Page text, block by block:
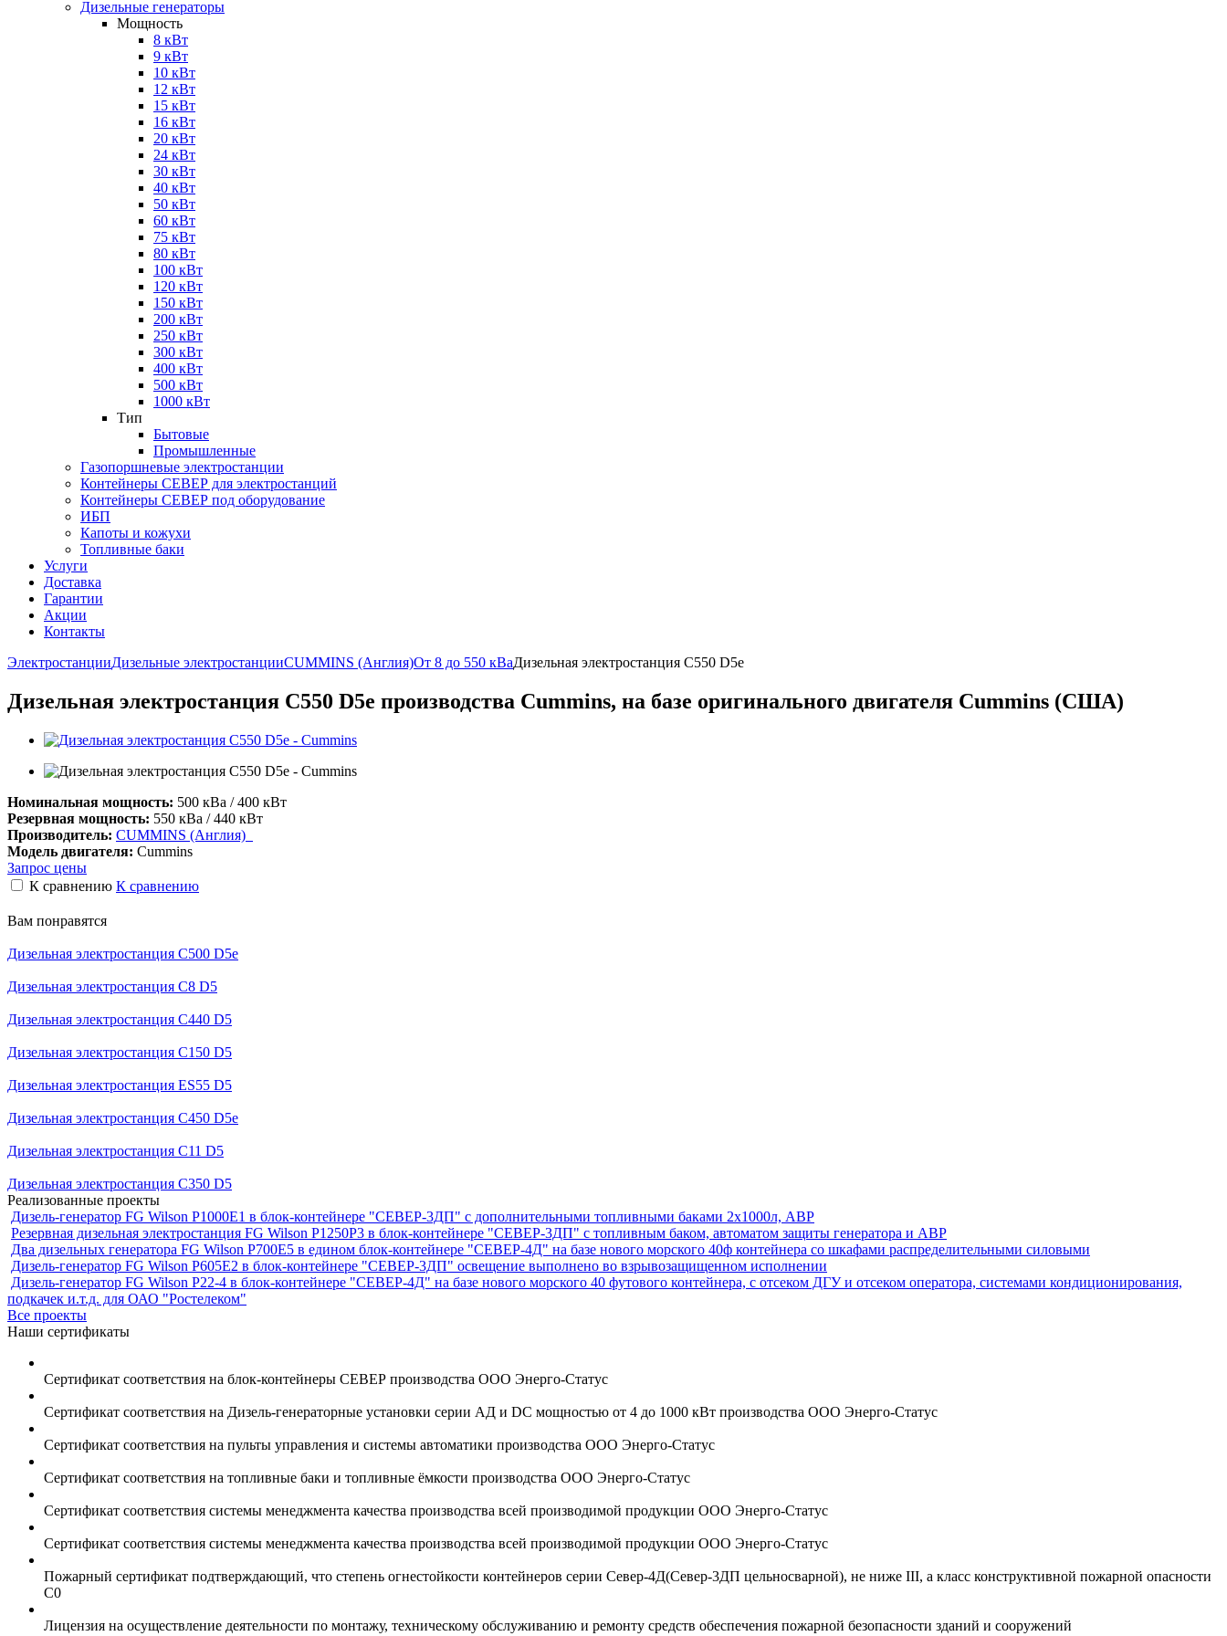
Дизельные генераторы
Мощность
8 кВт
9 кВт
10 кВт
12 кВт
15 кВт
16 кВт
20 кВт
24 кВт
30 кВт
40 кВт
50 кВт
60 кВт
75 кВт
80 кВт
100 кВт
120 кВт
150 кВт
200 кВт
250 кВт
300 кВт
400 кВт
500 кВт
1000 кВт
Тип
Бытовые
Промышленные
Газопоршневые электростанции
Контейнеры СЕВЕР для электростанций
Контейнеры СЕВЕР под оборудование
ИБП
Капоты и кожухи
Топливные баки
Услуги
Доставка
Гарантии
Акции
Контакты
ЭлектростанцииДизельные электростанцииCUMMINS (Англия)От 8 до 550 кВаДизельная электростанция C550 D5e
Дизельная электростанция C550 D5e производства Cummins, на базе оригинального двигателя Cummins (США)
Номинальная мощность: 500 кВа / 400 кВт
Резервная мощность: 550 кВа / 440 кВт
Производитель: CUMMINS (Англия)
Модель двигателя: Cummins
Запрос цены
К сравнению К сравнению
Вам понравятся
Дизельная электростанция C500 D5e
Дизельная электростанция C8 D5
Дизельная электростанция C440 D5
Дизельная электростанция C150 D5
Дизельная электростанция ES55 D5
Дизельная электростанция C450 D5e
Дизельная электростанция C11 D5
Дизельная электростанция C350 D5
Реализованные проекты
Дизель-генератор FG Wilson P1000E1 в блок-контейнере "СЕВЕР-3ДП" с дополнительными топливными баками 2х1000л, АВР
Резервная дизельная электростанция FG Wilson P1250Р3 в блок-контейнере "СЕВЕР-3ДП" с топливным баком, автоматом защиты генератора и АВР
Два дизельных генератора FG Wilson P700E5 в едином блок-контейнере "СЕВЕР-4Д" на базе нового морского 40ф контейнера со шкафами распределительными силовыми
Дизель-генератор FG Wilson P605Е2 в блок-контейнере "СЕВЕР-3ДП" освещение выполнено во взрывозащищенном исполнении
Дизель-генератор FG Wilson P22-4 в блок-контейнере "СЕВЕР-4Д" на базе нового морского 40 футового контейнера, с отсеком ДГУ и отсеком оператора, системами кондиционирования,
подкачек и.т.д. для ОАО "Ростелеком"
Все проекты
Наши сертификаты
Сертификат соответствия на блок-контейнеры СЕВЕР производства ООО Энерго-Статус
Сертификат соответствия на Дизель-генераторные установки серии АД и DC мощностью от 4 до 1000 кВт производства ООО Энерго-Статус
Сертификат соответствия на пульты управления и системы автоматики производства ООО Энерго-Статус
Сертификат соответствия на топливные баки и топливные ёмкости производства ООО Энерго-Статус
Сертификат соответствия системы менеджмента качества производства всей производимой продукции ООО Энерго-Статус
Сертификат соответствия системы менеджмента качества производства всей производимой продукции ООО Энерго-Статус
Пожарный сертификат подтверждающий, что степень огнестойкости контейнеров серии Север-4Д(Север-3ДП цельносварной), не ниже III, а класс конструктивной пожарной опасности
С0
Лицензия на осуществление деятельности по монтажу, техническому обслуживанию и ремонту средств обеспечения пожарной безопасности зданий и сооружений